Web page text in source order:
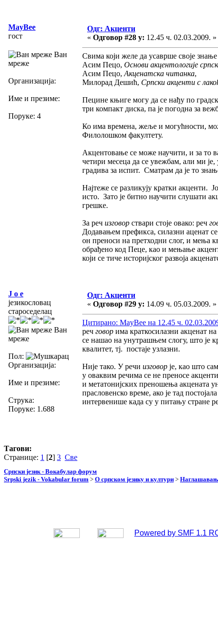
MayBee
гост
Ван
мреже
Организација:
Име и презиме:
Поруке: 4
Одг: Акценти
« Одговор #28 у: 12.45 ч. 02.03.2009. »
Свима који желе да усаврше своје
Асим Пецо, Основи акцентологије
Асим Пецо, Акценатска читанка,
Милорад Дешић, Српски акценти с
Пецине књиге могу да се нађу по
три компакт диска, па је погодна за
Ко има времена, жеље и могућности,
Филолошком факултету.
Акцентовање се може научити, и за то
четири месеца да се увежбам, али ми
градива за испит. Сматрам да је то
Најтеже се разликују кратки акценти.
исто. Зато је битно научити слушати
грешке.
За реч изговор ствари стоје овако: реч
Додавањем префикса, силазни аценат
он преноси на претходни слог, и мења
обрађено код Пеце, као и мењање
који се тиче историјског развоја
J o e
језикословац
староседелац
Ван
мреже
Пол:
Организација:
Име и презиме:
Струка:
Поруке: 1.688
Одг: Акценти
« Одговор #29 у: 14.09 ч. 05.03.2009. »
Цитирано: MayBee на 12.45 ч.
реч говор има краткосилазни акценат
се нашао на унутрашњем слогу, што је
квалитет, тј. постаје узлазни.
Није тако. У речи изговор је, као што
у оваквим речима се не преносе
и метатонијских преношења акцената
прасловенско време, ако је тад
интервенише када су у питању стране
Тагови:
Странице: 1 [2] 3 Све
Српски језик - Вокабулар форум
Srpski jezik - Vokabular forum > О српском језику и култури >
Powered by SMF 1.1